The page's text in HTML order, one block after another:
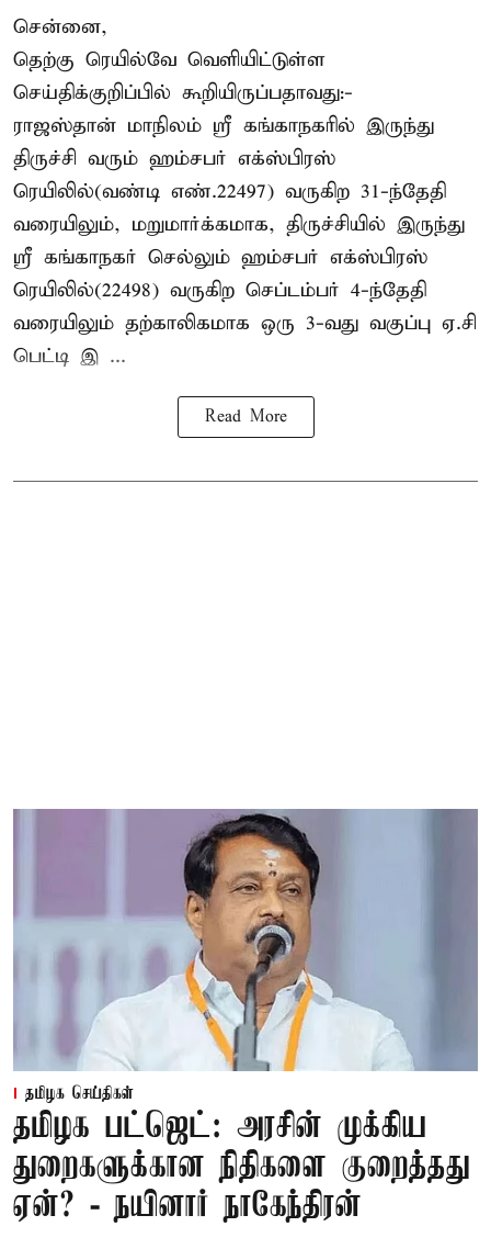
சென்னை,
தெற்கு ரெயில்வே வெளியிட்டுள்ள
செய்திக்குறிப்பில் கூறியிருப்பதாவது:-
ராஜஸ்தான் மாநிலம் ஸ்ரீ கங்காநகரில் இருந்து
திருச்சி வரும் ஹம்சபர் எக்ஸ்பிரஸ்
ரெயிலில்(வண்டி எண்.22497) வருகிற 31-ந்தேதி
வரையிலும், மறுமார்க்கமாக, திருச்சியில் இருந்து
ஸ்ரீ கங்காநகர் செல்லும் ஹம்சபர் எக்ஸ்பிரஸ்
ரெயிலில்(22498) வருகிற செப்டம்பர் 4-ந்தேதி
வரையிலும் தற்காலிகமாக ஒரு 3-வது வகுப்பு ஏ.சி
பெட்டி இ ...
Read More
தமிழக செய்திகள்
தமிழக பட்ஜெட்: அரசின் முக்கிய
துறைகளுக்கான நிதிகளை குறைத்தது
ஏன்? - நயினார் நாகேந்திரன்